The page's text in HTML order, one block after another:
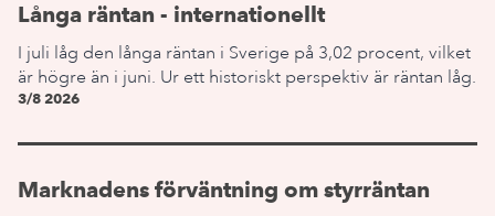
Långa räntan - internationellt
I juli låg den långa räntan i Sverige på 3,02 procent, vilket
är högre än i juni. Ur ett historiskt perspektiv är räntan låg.
3/8 2026
Marknadens förväntning om styrräntan